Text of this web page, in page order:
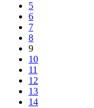
5
6
7
8
9
10
11
12
13
14